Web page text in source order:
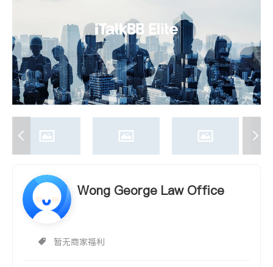
建筑装修
Wong George Law Office
暂无商家福利